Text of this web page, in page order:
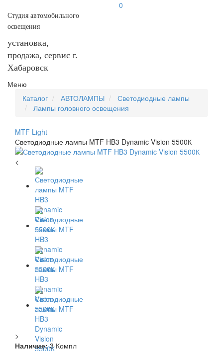
Студия автомобильного
освещения
установка,
продажа, сервис г.
Хабаровск
0
Меню
Каталог
АВТОЛАМПЫ
Светодиодные лампы
Лампы головного освещения
MTF Light
Светодиодные лампы MTF HB3 Dynamic Vision 5500К
<
>
Наличие: 3 Компл